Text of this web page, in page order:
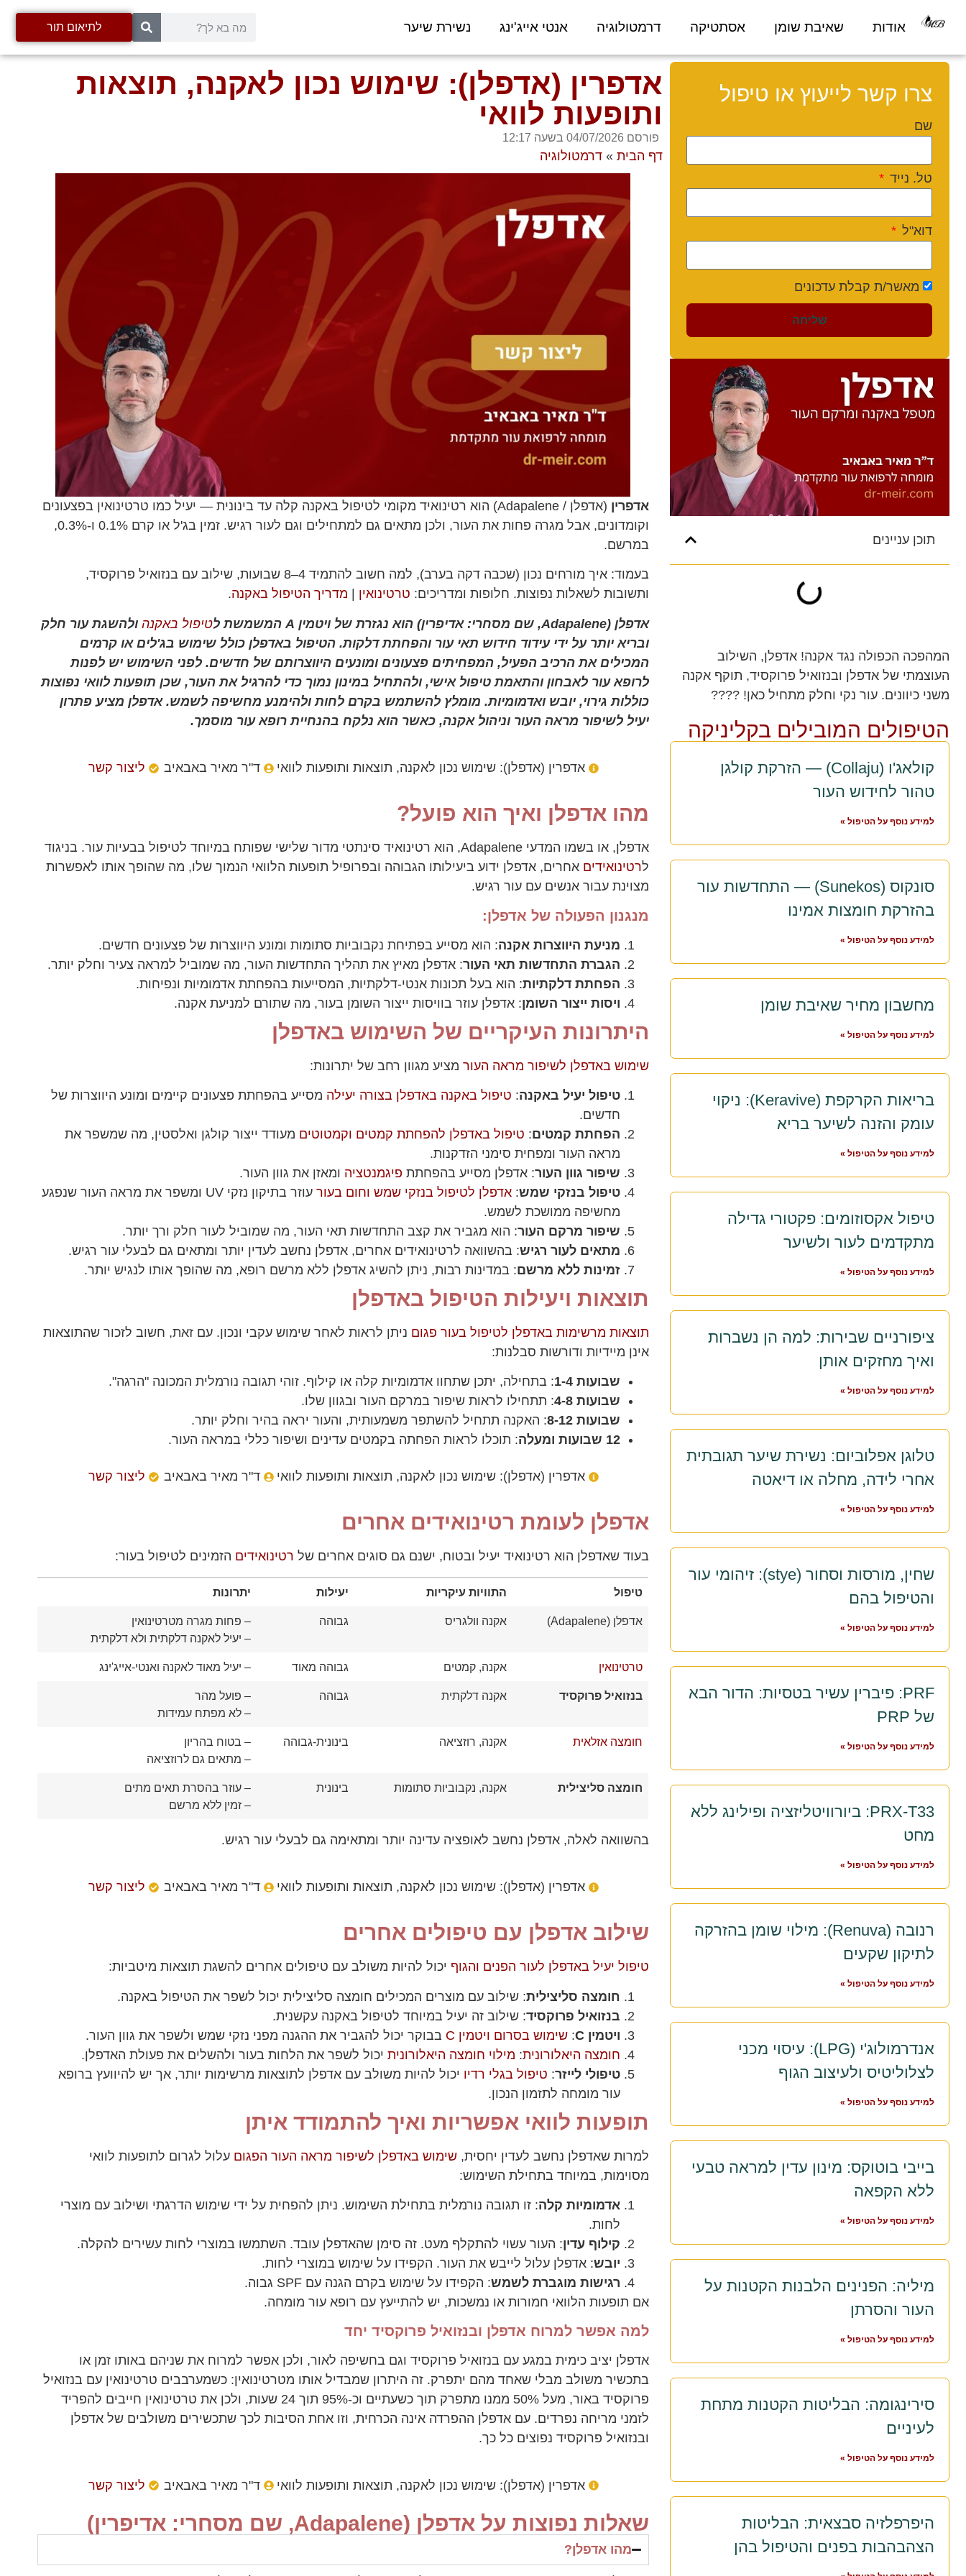
אודות שאיבת שומן אסתטיקה דרמטולוגיה אנטי אייג'ינג נשירת שיער לתיאום תור
צרו קשר לייעוץ או טיפול
שם
טל. נייד
דוא"ל
מאשר/ת קבלת עדכונים
שליחה
תוכן עניינים
המהפכה הכפולה נגד אקנה! אדפלן, השילוב
העוצמתי של אדפלן ובנזואיל פרוקסיד, תוקף אקנה
משני כיוונים. עור נקי וחלק מתחיל כאן! ????
הטיפולים המובילים בקליניקה
קולאג'ו (Collaju) — הזרקת קולגן
טהור לחידוש העור
למידע נוסף על הטיפול »
סונקוס (Sunekos) — התחדשות עור
בהזרקת חומצות אמינו
למידע נוסף על הטיפול »
מחשבון מחיר שאיבת שומן
למידע נוסף על הטיפול »
בריאות הקרקפת (Keravive): ניקוי
עומק והזנה לשיער בריא
למידע נוסף על הטיפול »
טיפול אקסוזומים: פקטורי גדילה
מתקדמים לעור ולשיער
למידע נוסף על הטיפול »
ציפורניים שבירות: למה הן נשברות
ואיך מחזקים אותן
למידע נוסף על הטיפול »
טלוגן אפלוביום: נשירת שיער תגובתית
אחרי לידה, מחלה או דיאטה
למידע נוסף על הטיפול »
שחין, מורסות וסחור (stye): זיהומי עור
והטיפול בהם
למידע נוסף על הטיפול »
PRF: פיברין עשיר בטסיות: הדור הבא
של PRP
למידע נוסף על הטיפול »
PRX-T33: ביורוויטליזציה ופילינג ללא
מחט
למידע נוסף על הטיפול »
רנובה (Renuva): מילוי שומן בהזרקה
לתיקון שקעים
למידע נוסף על הטיפול »
אנדרמולוג'י (LPG): עיסוי מכני
לצלוליטיס ולעיצוב הגוף
למידע נוסף על הטיפול »
בייבי בוטוקס: מינון עדין למראה טבעי
ללא הקפאה
למידע נוסף על הטיפול »
מיליה: הפנינים הלבנות הקטנות על
העור והסרתן
למידע נוסף על הטיפול »
סירינגומה: הבליטות הקטנות מתחת
לעיניים
למידע נוסף על הטיפול »
היפרפלזיה סבצאית: הבליטות
הצהבהבות בפנים והטיפול בהן
אדפרין (אדפלן): שימוש נכון לאקנה, תוצאות
ותופעות לוואי
פורסם 04/07/2026 בשעה 12:17
דף הבית »דרמטולוגיה
אדפרין
(אדפלן / Adapalene) הוא רטינואיד מקומי לטיפול באקנה קלה עד בינונית — יעיל כמו טרטינואין בפצעונים
וקומדונים, אבל מגרה פחות את העור, ולכן מתאים גם למתחילים וגם לעור רגיש. זמין בג'ל או קרם 0.1% ו-0.3%,
במרשם.
בעמוד: איך מורחים נכון (שכבה דקה בערב), למה חשוב להתמיד 4–8 שבועות, שילוב עם בנזואיל פרוקסיד,
ותשובות לשאלות נפוצות. חלופות ומדריכים: טרטינואין מדריך הטיפול באקנה.
אדפלן (Adapalene, שם מסחרי: אדיפרין) הוא נגזרת של ויטמין A המשמשת ל טיפול באקנה ולהשגת עור חלק
ובריא יותר על ידי עידוד חידוש תאי עור והפחתת דלקות. הטיפול באדפלן כולל שימוש בג'לים או קרמים
המכילים את הרכיב הפעיל, המפחיתים פצעונים ומונעים היווצרותם של חדשים. לפני השימוש יש לפנות
לרופא עור לאבחון והתאמת טיפול אישי, ולהתחיל במינון נמוך כדי להרגיל את העור, שכן תופעות לוואי נפוצות
כוללות גירוי, יובש ואדמומיות. מומלץ להשתמש בקרם לחות ולהימנע מחשיפה לשמש. אדפלן מציע פתרון
יעיל לשיפור מראה העור וניהול אקנה, כאשר הוא נלקח בהנחיית רופא עור מוסמך.
אדפרין (אדפלן): שימוש נכון לאקנה, תוצאות ותופעות לוואי ד"ר מאיר באבאיב ליצור קשר
מהו אדפלן ואיך הוא פועל?
אדפלן, או בשמו המדעי Adapalene, הוא רטינואיד סינתטי מדור שלישי שפותח במיוחד לטיפול בבעיות עור. בניגוד
לרטינואידים אחרים, אדפלן ידוע ביעילותו הגבוהה ובפרופיל תופעות הלוואי הנמוך שלו, מה שהופך אותו לאפשרות
מצוינת עבור אנשים עם עור רגיש.
מנגנון הפעולה של אדפלן:
מניעת היווצרות אקנה: הוא מסייע בפתיחת נקבוביות סתומות ומונע היווצרות של פצעונים חדשים.
הגברת התחדשות תאי העור: אדפלן מאיץ את תהליך התחדשות העור, מה שמוביל למראה צעיר וחלק יותר.
הפחתת דלקתיות: הוא בעל תכונות אנטי-דלקתיות, המסייעות בהפחתת אדמומיות ונפיחות.
ויסות ייצור השומן: אדפלן עוזר בוויסות ייצור השומן בעור, מה שתורם למניעת אקנה.
היתרונות העיקריים של השימוש באדפלן
שימוש באדפלן לשיפור מראה העור מציע מגוון רחב של יתרונות:
טיפול יעיל באקנה: טיפול באקנה באדפלן בצורה יעילה מסייע בהפחתת פצעונים קיימים ומונע היווצרות של
חדשים.
הפחתת קמטים: טיפול באדפלן להפחתת קמטים וקמטוטים מעודד ייצור קולגן ואלסטין, מה שמשפר את
מראה העור ומפחית סימני הזדקנות.
שיפור גוון העור: אדפלן מסייע בהפחתת פיגמנטציה ומאזן את גוון העור.
טיפול בנזקי שמש:אדפלן לטיפול בנזקי שמש וחום בעור
עוזר בתיקון נזקי UV ומשפר את מראה העור שנפגע
מחשיפה ממושכת לשמש.
שיפור מרקם העור: הוא מגביר את קצב התחדשות תאי העור, מה שמוביל לעור חלק ורך יותר.
מתאים לעור רגיש: בהשוואה לרטינואידים אחרים, אדפלן נחשב לעדין יותר ומתאים גם לבעלי עור רגיש.
זמינות ללא מרשם: במדינות רבות, ניתן להשיג אדפלן ללא מרשם רופא, מה שהופך אותו לנגיש יותר.
תוצאות ויעילות הטיפול באדפלן
תוצאות מרשימות באדפלן לטיפול בעור פגום ניתן לראות לאחר שימוש עקבי ונכון. עם זאת, חשוב לזכור שהתוצאות
אינן מיידיות ודורשות סבלנות:
שבועות 1-4
: בתחילה, יתכן שתחוו אדמומיות קלה או קילוף. זוהי תגובה נורמלית המכונה "הרגה".
שבועות 4-8
: תתחילו לראות שיפור במרקם העור ובגוון שלו.
שבועות 8-12
: האקנה תתחיל להשתפר משמעותית, והעור יראה בהיר וחלק יותר.
12 שבועות ומעלה
: תוכלו לראות הפחתה בקמטים עדינים ושיפור כללי במראה העור.
אדפרין (אדפלן): שימוש נכון לאקנה, תוצאות ותופעות לוואי ד"ר מאיר באבאיב ליצור קשר
אדפלן לעומת רטינואידים אחרים
בעוד שאדפלן הוא רטינואיד יעיל ובטוח, ישנם גם סוגים אחרים של רטינואידים הזמינים לטיפול בעור:
טיפול התוויות עיקריות יעילות יתרונות
אדפלן (Adapalene) אקנה וולגריס גבוהה
– פחות מגרה מטרטינואין
– יעיל לאקנה דלקתית ולא דלקתית
טרטינואין אקנה, קמטים גבוהה מאוד – יעיל מאוד לאקנה ואנטי-אייג'ינג
בנזואיל פרוקסיד אקנה דלקתית גבוהה
– פועל מהר
– לא מפתח עמידות
חומצה אזלאית אקנה, רוזציאה בינונית-גבוהה
– בטוח בהריון
– מתאים גם לרוזציאה
חומצה סליצילית אקנה, נקבוביות סתומות בינונית
– עוזר בהסרת תאים מתים
– זמין ללא מרשם
בהשוואה לאלה, אדפלן נחשב לאופציה עדינה יותר ומתאימה גם לבעלי עור רגיש.
אדפרין (אדפלן): שימוש נכון לאקנה, תוצאות ותופעות לוואי ד"ר מאיר באבאיב ליצור קשר
שילוב אדפלן עם טיפולים אחרים
טיפול יעיל באדפלן לעור הפנים והגוף יכול להיות משולב עם טיפולים אחרים להשגת תוצאות מיטביות:
חומצה סליצילית: שילוב עם מוצרים המכילים חומצה סליצילית יכול לשפר את הטיפול באקנה.
בנזואיל פרוקסיד: שילוב זה יעיל במיוחד לטיפול באקנה עקשנית.
ויטמין C
:שימוש בסרום ויטמין C
בבוקר יכול להגביר את ההגנה מפני נזקי שמש ולשפר את גוון העור.
חומצה היאלורונית: מילוי חומצה היאלורונית יכול לשפר את הלחות בעור ולהשלים את פעולת האדפלן.
טיפולי לייזר: טיפול בגלי רדיו יכול להיות משולב עם אדפלן לתוצאות מרשימות יותר, אך יש להיוועץ ברופא
עור מומחה לתזמון הנכון.
תופעות לוואי אפשריות ואיך להתמודד איתן
למרות שאדפלן נחשב לעדין יחסית,שימוש באדפלן לשיפור מראה העור הפגום עלול לגרום לתופעות לוואי
מסוימות, במיוחד בתחילת השימוש:
אדמומיות קלה: זו תגובה נורמלית בתחילת השימוש. ניתן להפחית על ידי שימוש הדרגתי ושילוב עם מוצרי
לחות.
קילוף עדין: העור עשוי להתקלף מעט. זה סימן שהאדפלן עובד. השתמשו במוצרי לחות עשירים להקלה.
יובש: אדפלן עלול לייבש את העור. הקפידו על שימוש במוצרי לחות.
רגישות מוגברת לשמש: הקפידו על שימוש בקרם הגנה עם SPF גבוה.
אם תופעות הלוואי חמורות או נמשכות, יש להתייעץ עם רופא עור מומחה.
למה אפשר למרוח אדפלן ובנזואיל פרוקסיד יחד
אדפלן יציב כימית במגע עם בנזואיל פרוקסיד וגם בחשיפה לאור, ולכן אפשר למרוח את שניהם באותו זמן או
בתכשיר משולב מבלי שאחד מהם יתפרק. זה היתרון שמבדיל אותו מטרטינואין: כשמערבבים טרטינואין עם בנזואיל
פרוקסיד באור, מעל 50% ממנו מתפרק תוך כשעתיים וכ-95% תוך 24 שעות, ולכן את טרטינואין חייבים להפריד
לזמני מריחה נפרדים. עם אדפלן ההפרדה אינה הכרחית, וזו אחת הסיבות לכך שתכשירים משולבים של אדפלן
ובנזואיל פרוקסיד נפוצים כל כך.
אדפרין (אדפלן): שימוש נכון לאקנה, תוצאות ותופעות לוואי ד"ר מאיר באבאיב ליצור קשר
שאלות נפוצות על אדפלן (Adapalene, שם מסחרי: אדיפרין)
מהו אדפלן?